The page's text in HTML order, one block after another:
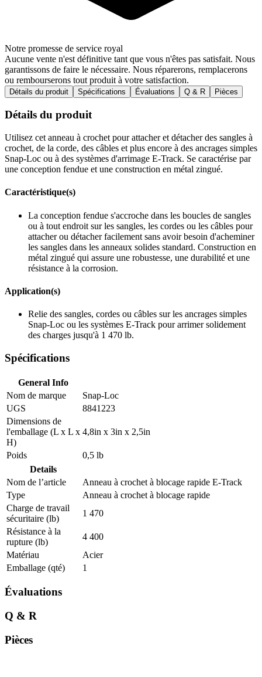
Notre promesse de service royal
Aucune vente n'est définitive tant que vous n'êtes pas satisfait. Nous
garantissons de faire le nécessaire. Nous réparerons, remplacerons
ou rembourserons tout produit à votre satisfaction.
Détails du produit Spécifications Évaluations Q & R Pièces
Détails du produit
Utilisez cet anneau à crochet pour attacher et détacher des sangles à
crochet, de la corde, des câbles et plus encore à des ancrages simples
Snap-Loc ou à des systèmes d'arrimage E-Track. Se caractérise par
une conception fendue et une construction en métal zingué.
Caractéristique(s)
La conception fendue s'accroche dans les boucles de sangles
ou à tout endroit sur les sangles, les cordes ou les câbles pour
attacher ou détacher facilement sans avoir besoin d'acheminer
les sangles dans les anneaux solides standard. Construction en
métal zingué qui assure une robustesse, une durabilité et une
résistance à la corrosion.
Application(s)
Relie des sangles, cordes ou câbles sur les ancrages simples
Snap-Loc ou les systèmes E-Track pour arrimer solidement
des charges jusqu'à 1 470 lb.
Spécifications
General Info
Nom de marque
Snap-Loc
UGS
8841223
Dimensions de
l'emballage (L x L x
H)
4,8in x 3in x 2,5in
Poids
0,5 lb
Details
Nom de l’article
Anneau à crochet à blocage rapide E-Track
Type
Anneau à crochet à blocage rapide
Charge de travail
sécuritaire (lb)
1 470
Résistance à la
rupture (lb)
4 400
Matériau
Acier
Emballage (qté)
1
Évaluations
Q & R
Pièces